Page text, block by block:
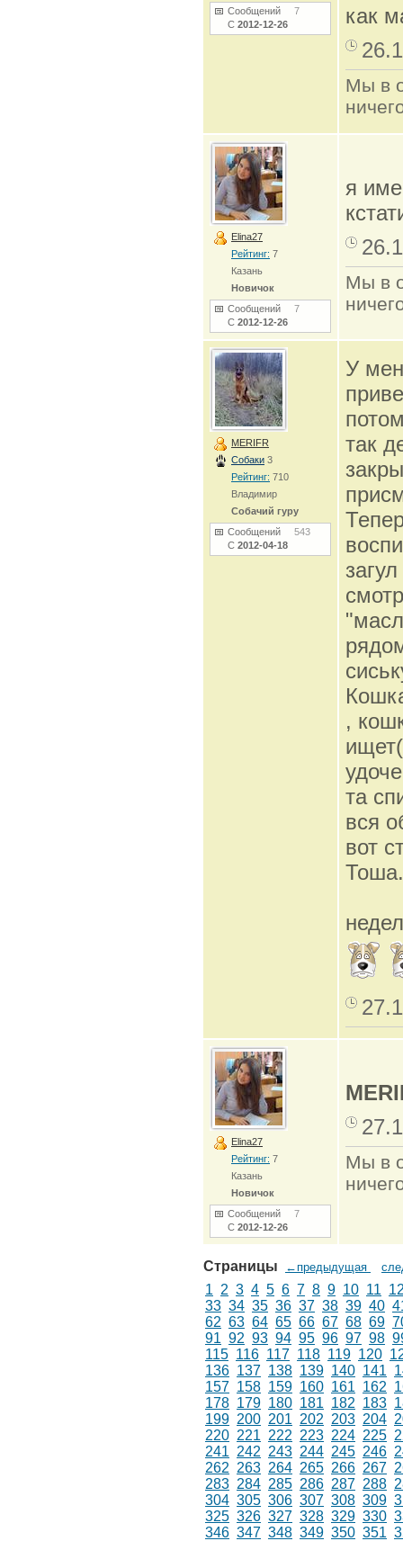
Сообщений 7
С 2012-12-26
как
Мы в
Elina27
Рейтинг: 7
Казань
Новичок
Сообщений 7
С 2012-12-26
я
Мы в
MERIFR
Собаки 3
Рейтинг: 710
Владимир
Собачий гуру
Сообщений 543
С 2012-04-18
У
так
,
та
вся
вот
Elina27
Рейтинг: 7
Казань
Новичок
Сообщений 7
С 2012-12-26
Мы в
Страницы ←предыдущая
1 2 3 4 5 6 7 8 9 10 11
33 34 35 36 37 38 39 40
62 63 64 65 66 67 68 69
91 92 93 94 95 96 97 98
115 116 117 118 119 120
136 137 138 139 140 141
157 158 159 160 161 162
178 179 180 181 182 183
199 200 201 202 203 204
220 221 222 223 224 225
241 242 243 244 245 246
262 263 264 265 266 267
283 284 285 286 287 288
304 305 306 307 308 309
325 326 327 328 329 330
346 347 348 349 350 351